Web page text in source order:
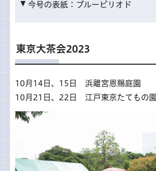
今号の表紙：ブルーピリオド
東京大茶会2023
10月14日、15日 浜離宮恩賜庭園
10月21日、22日 江戸東京たてもの園